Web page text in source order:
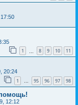
1 8 9 10 11
20:24
1 … 95 96 97 98
12:12